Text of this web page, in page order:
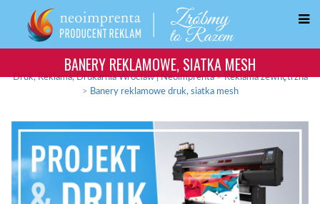
BANERY REKLAMOWE, SIATKA MESH
Druk, Reklama, Drukarnia Wrocław | Neoimprenta>Reklama zewnętrzna
> Banery reklamowe druk, siatka mesh